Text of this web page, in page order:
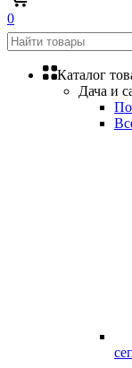
0
Каталог
Дача и